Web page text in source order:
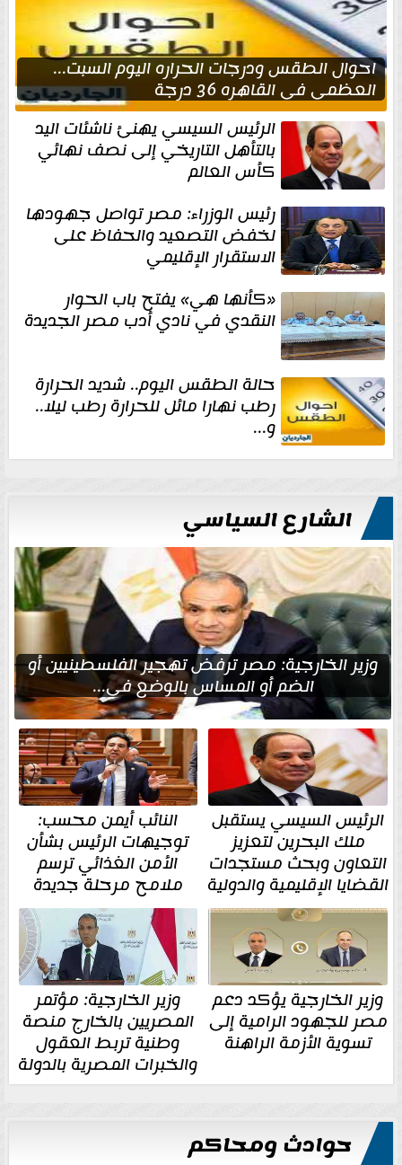
احوال الطقس ودرجات الحراره اليوم السبت...
العظمى في القاهره 36 درجة
الرئيس السيسي يهنئ ناشئات اليد
بالتأهل التاريخي إلى نصف نهائي
كأس العالم
رئيس الوزراء: مصر تواصل جهودها
لخفض التصعيد والحفاظ على
الاستقرار الإقليمي
«كأنها هي» يفتح باب الحوار
النقدي في نادي أدب مصر الجديدة
حالة الطقس اليوم.. شديد الحرارة
رطب نهارا مائل للحرارة رطب ليلا..
و...
الشارع السياسي
وزير الخارجية: مصر ترفض تهجير الفلسطينيين أو
الضم أو المساس بالوضع في...
الرئيس السيسي يستقبل
ملك البحرين لتعزيز
التعاون وبحث مستجدات
القضايا الإقليمية والدولية
النائب أيمن محسب:
توجيهات الرئيس بشأن
الأمن الغذائي ترسم
ملامح مرحلة جديدة
وزير الخارجية يؤكد دعم
مصر للجهود الرامية إلى
تسوية الأزمة الراهنة
وزير الخارجية: مؤتمر
المصريين بالخارج منصة
وطنية تربط العقول
والخبرات المصرية بالدولة
حوادث ومحاكم